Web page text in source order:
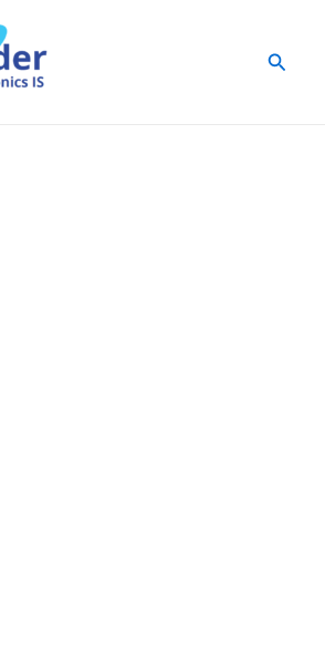
חיפוש